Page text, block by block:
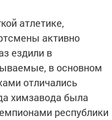
атлетике,
активно
ездили в
в основном
отличались
химзавода была
республики